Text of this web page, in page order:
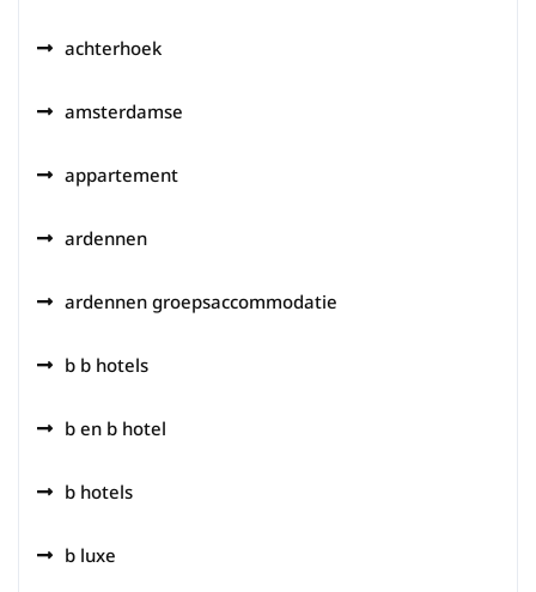
achterhoek
amsterdamse
appartement
ardennen
ardennen groepsaccommodatie
b b hotels
b en b hotel
b hotels
b luxe